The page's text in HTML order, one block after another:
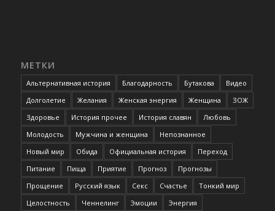
МЕТКИ
Альтернативная история Благодарность Бутакова
Видео
Долголетие
Желания Женская энергия Женщина
ЗОЖ
Здоровье
История прочее История славян
Любовь
Молодость
Мужчина и женщина
Непознанное
Новый мир
Обида Официальная история
Переход
Питание
Пища Приятие Прогноз
Прогнозы
Прощение
Русский язык Секс Счастье
Тонкий мир
Целостность
Ченнелинг Эмоции Энергия